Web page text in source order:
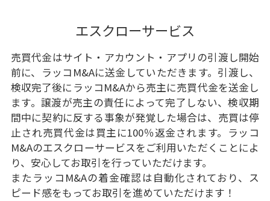
エスクローサービス
売買代金はサイト・アカウント・アプリの引渡し開始
前に、ラッコM&Aに送金していただきます。引渡し、
検収完了後にラッコM&Aから売主に売買代金を送金し
ます。譲渡が売主の責任によって完了しない、検収期
間中に契約に反する事象が発覚した場合は、売買は停
止され売買代金は買主に100％返金されます。ラッコ
M&Aのエスクローサービスをご利用いただくことによ
り、安心してお取引を行っていただけます。
またラッコM&Aの着金確認は自動化されており、ス
ピード感をもってお取引を進めていただけます！